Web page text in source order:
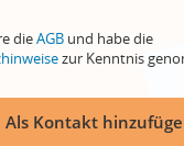
dieAGB und habe die
zur Kenntnis
Als Kontakt